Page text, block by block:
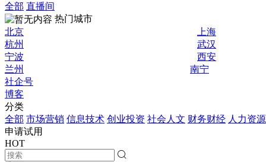
全部 直播间
热门城市
北京
上海
杭州
武汉
宁波
西安
兰州
南宁
社企号
博客
分类
全部 市场营销 信息技术 创业投资 社会人文 财务财经 人力资源
申请试用
HOT